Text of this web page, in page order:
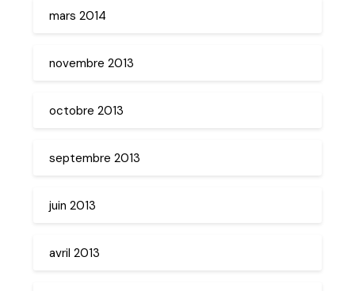
mars 2014
novembre 2013
octobre 2013
septembre 2013
juin 2013
avril 2013